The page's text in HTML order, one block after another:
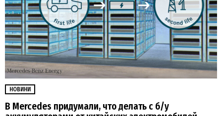
НОВИНИ
В Mercedes придумали, что делать с б/у